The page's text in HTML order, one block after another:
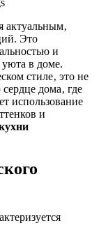
актуальным‚
Это
и
уюта в доме.
стиле‚ это не
дома‚ где
использование
и